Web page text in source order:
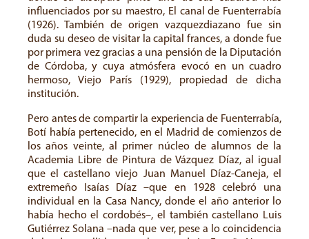
influenciados por su maestro, El canal de Fuenterrabía
(1926). También de origen vazquezdiazano fue sin
duda su deseo de visitar la capital frances, a donde fue
por primera vez gracias a una pensión de la Diputación
de Córdoba, y cuya atmósfera evocó en un cuadro
hermoso, Viejo París (1929), propiedad de dicha
institución.
Pero antes de compartir la experiencia de Fuenterrabía,
Botí había pertenecido, en el Madrid de comienzos de
los años veinte, al primer núcleo de alumnos de la
Academia Libre de Pintura de Vázquez Díaz, al igual
que el castellano viejo Juan Manuel Díaz-Caneja, el
extremeño Isaías Díaz –que en 1928 celebró una
individual en la Casa Nancy, donde el año anterior lo
había hecho el cordobés–, el también castellano Luis
Gutiérrez Solana –nada que ver, pese a lo coincidencia